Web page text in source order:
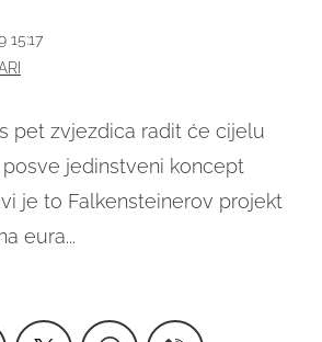
pet zvjezdica radit će cijelu
jedinstveni koncept
je to Falkensteinerov projekt
eura...
15:17